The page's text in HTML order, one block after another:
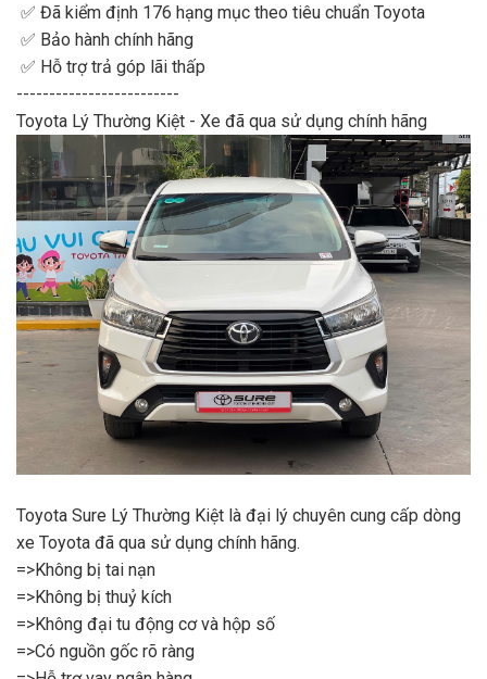
✅ Đã kiểm định 176 hạng mục theo tiêu chuẩn Toyota
✅ Bảo hành chính hãng
✅ Hỗ trợ trả góp lãi thấp
-------------------------
Toyota Lý Thường Kiệt - Xe đã qua sử dụng chính hãng
Toyota Sure Lý Thường Kiệt là đại lý chuyên cung cấp dòng
xe Toyota đã qua sử dụng chính hãng.
=>Không bị tai nạn
=>Không bị thuỷ kích
=>Không đại tu động cơ và hộp số
=>Có nguồn gốc rõ ràng